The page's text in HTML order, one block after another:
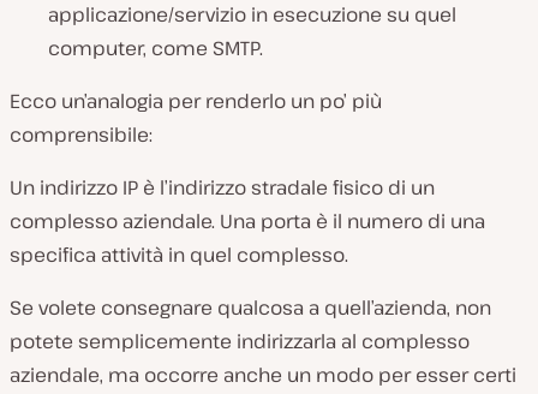
applicazione/servizio in esecuzione su quel
computer, come SMTP.
Ecco un’analogia per renderlo un po’ più
comprensibile:
Un indirizzo IP è l’indirizzo stradale fisico di un
complesso aziendale. Una porta è il numero di una
specifica attività in quel complesso.
Se volete consegnare qualcosa a quell’azienda, non
potete semplicemente indirizzarla al complesso
aziendale, ma occorre anche un modo per esser certi